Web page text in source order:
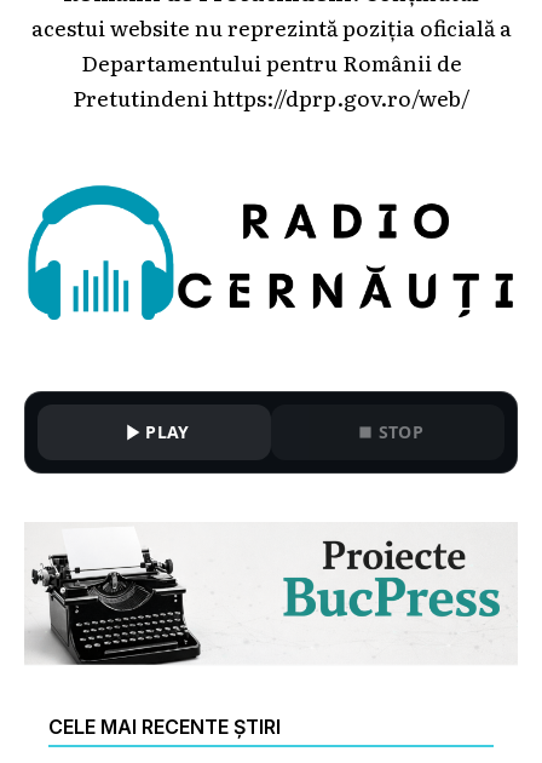
acestui website nu reprezintă poziția oficială a
Departamentului pentru Românii de
Pretutindeni https://dprp.gov.ro/web/
PLAY STOP
CELE MAI RECENTE ȘTIRI